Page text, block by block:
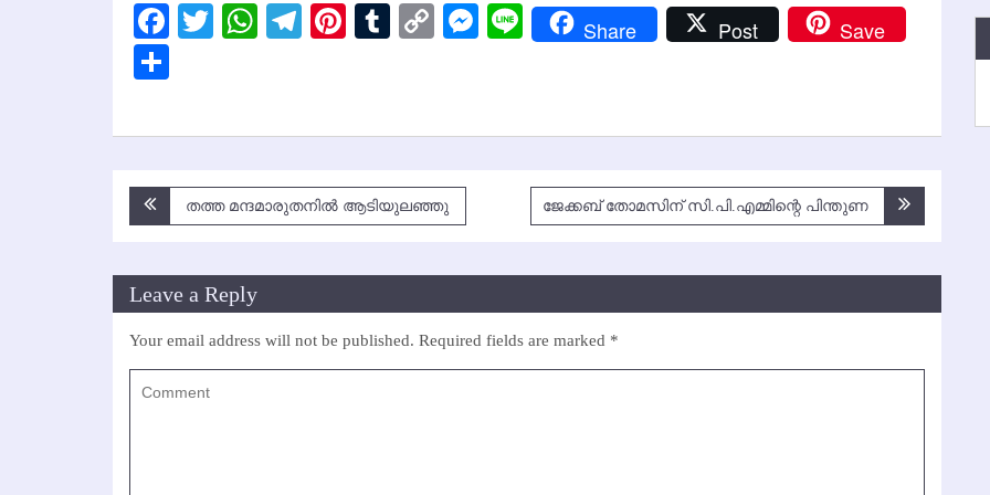
Facebook
TwitterWhatsApp
Telegram
Pinterest
Tumblr
CopyMessenger
LineShare Post Save
Post
തത്ത മന്ദമാരുതനില്‍ ആടിയുലഞ്ഞു ജേക്കബ് തോമസിന് സി.പി.എമ്മിന്റെ പിന്തുണ
Leave a Reply
Your email address will not be published. Required fields are marked *